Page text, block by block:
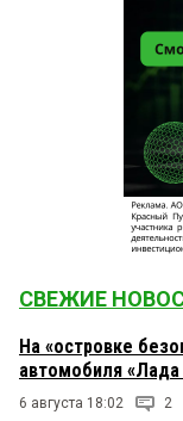
СВЕЖИЕ
На «островке
автомобиля
6 августа 18:02 2